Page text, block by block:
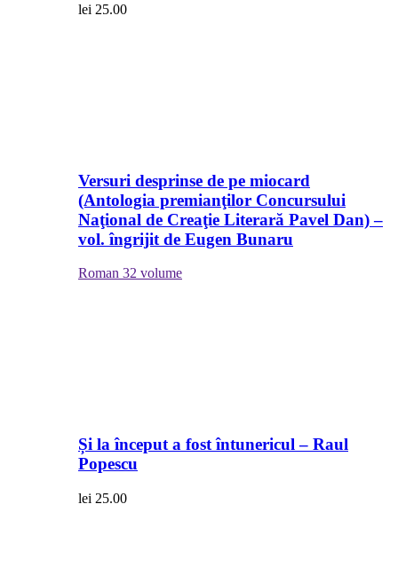
lei 25.00
Versuri desprinse de pe miocard
(Antologia premianţilor Concursului
Naţional de Creaţie Literară Pavel Dan) –
vol. îngrijit de Eugen Bunaru
Roman 32 volume
Și la început a fost întunericul – Raul
Popescu
lei 25.00